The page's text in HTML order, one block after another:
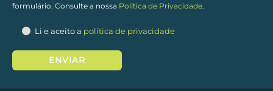
n k a
m
formulário. Consulte a nossa Política de Privacidade.
Li e aceito a política de privacidade